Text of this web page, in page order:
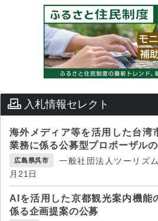
入札情報セレクト
海外メディア等を活用した台湾
業務に係る公募型プロポーザル
広島県呉市
一般社団法人ツーリズ
月21日
AIを活用した京都観光案内機能
係る企画提案の公募